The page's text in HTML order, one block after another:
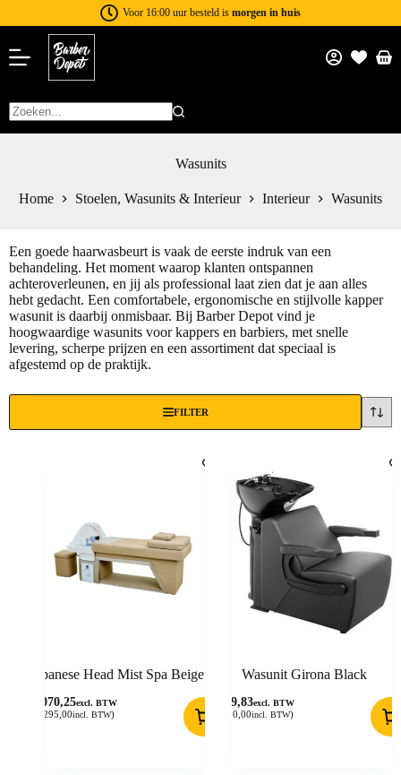
Voor 16:00 uur besteld is morgen in huis
Wasunits
Home Stoelen, Wasunits & Interieur Interieur Wasunits
Een goede haarwasbeurt is vaak de eerste indruk van een
behandeling. Het moment waarop klanten ontspannen
achteroverleunen, en jij als professional laat zien dat je aan alles
hebt gedacht. Een comfortabele, ergonomische en stijlvolle kapper
wasunit is daarbij onmisbaar. Bij Barber Depot vind je
hoogwaardige wasunits voor kappers en barbiers, met snelle
levering, scherpe prijzen en een assortiment dat speciaal is
afgestemd op de praktijk.
FILTER
Japanese Head Mist Spa Beige
1.070,25excl. BTW
1.295,00incl. BTW)
Wasunit Girona Black
619,83excl. BTW
750,00incl. BTW)